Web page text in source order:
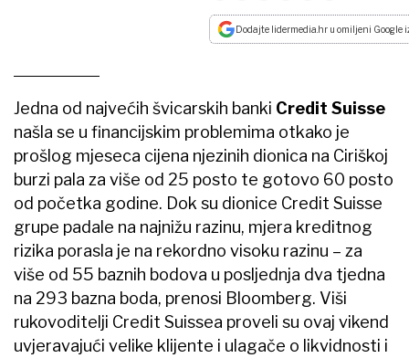
Dodajte lidermedia.hr u omiljeni Google
Jedna od najvećih švicarskih banki Credit Suisse
našla se u financijskim problemima otkako je
prošlog mjeseca cijena njezinih dionica na Ciriškoj
burzi pala za više od 25 posto te gotovo 60 posto
od početka godine. Dok su dionice Credit Suisse
grupe padale na najnižu razinu, mjera kreditnog
rizika porasla je na rekordno visoku razinu – za
više od 55 baznih bodova u posljednja dva tjedna
na 293 bazna boda, prenosi Bloomberg. Viši
rukovoditelji Credit Suissea proveli su ovaj vikend
uvjeravajući velike klijente i ulagače o likvidnosti i